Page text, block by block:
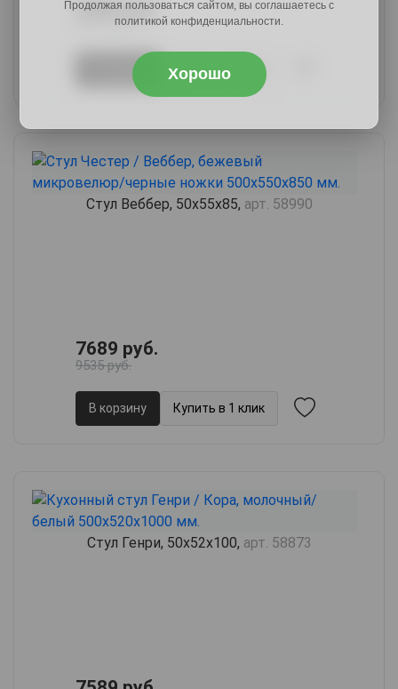
6989 руб.
8667 руб.
В корзину Купить в 1 клик
Стул Веббер, 50х55х85, арт. 58990
7689 руб.
9535 руб.
В корзину Купить в 1 клик
Стул Генри, 50х52х100, арт. 58873
Продолжая пользоваться сайтом, вы соглашаетесь с
политикой конфиденциальности.
Хорошо